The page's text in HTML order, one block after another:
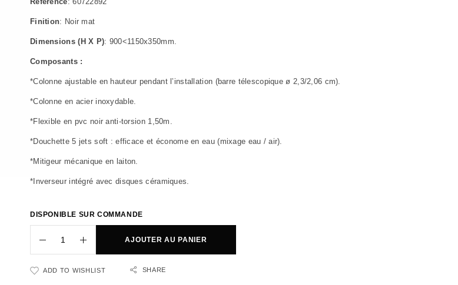
Finition: Noir mat
Dimensions (H X P): 900<1150x350mm.
Composants :
*Colonne ajustable en hauteur pendant l’installation (barre télescopique ø 2,3/2,06 cm).
*Colonne en acier inoxydable.
*Flexible en pvc noir anti-torsion 1,50m.
*Douchette 5 jets soft : efficace et économe en eau (mixage eau / air).
*Mitigeur mécanique en laiton.
*Inverseur intégré avec disques céramiques.
DISPONIBLE SUR COMMANDE
AJOUTER AU PANIER
ADD TO WISHLIST SHARE